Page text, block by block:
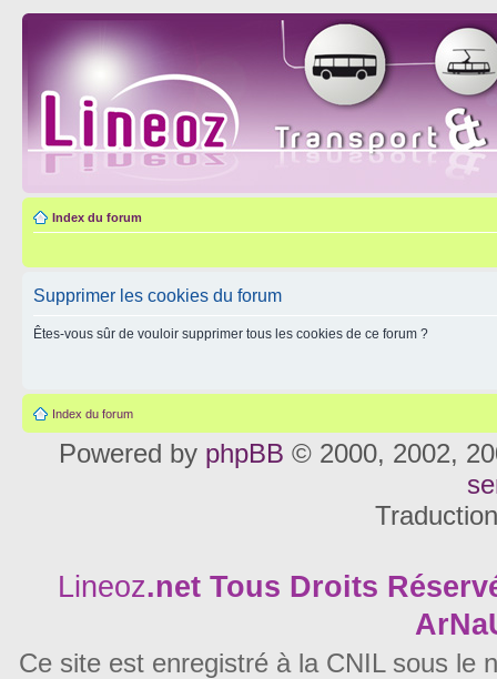
Index du forum
Supprimer les cookies du forum
Êtes-vous sûr de vouloir supprimer tous les cookies de ce forum ?
Index du forum
Powered by phpBB © 2000, 2002,
Lineoz.net Tous Droits
Ce site est enregistré à la CNIL sous le